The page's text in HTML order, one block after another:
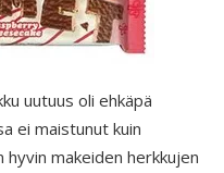
uutuus oli ehkäpä
ei maistunut kuin
hyvin makeiden herkkujen